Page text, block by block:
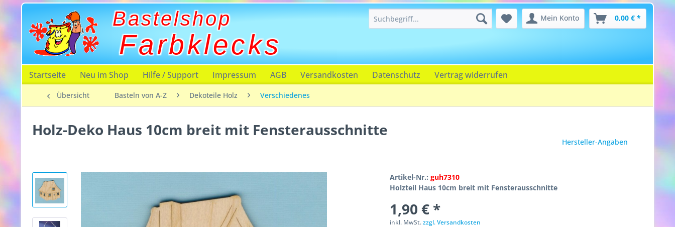
Bastelshop
Farbklecks
Mein Konto 0,00 € *
Startseite Neu im Shop Hilfe / Support Impressum AGB Versandkosten Datenschutz Vertrag widerrufen
Übersicht Basteln von A-Z Dekoteile Holz Verschiedenes
Holz-Deko Haus 10cm breit mit Fensterausschnitte
Hersteller-Angaben
Artikel-Nr.: guh7310
Holzteil Haus 10cm breit mit Fensterausschnitte
1,90 € *
inkl. MwSt.zzgl. Versandkosten